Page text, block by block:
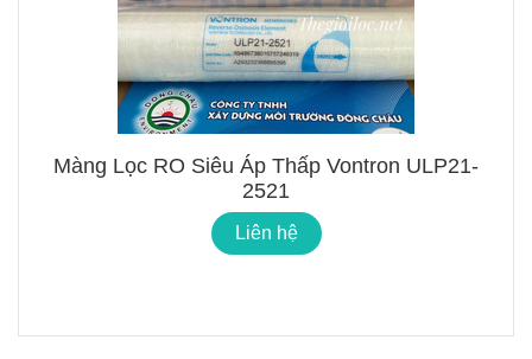
Màng Lọc RO Siêu Áp Thấp Vontron ULP21-
2521
Liên hệ